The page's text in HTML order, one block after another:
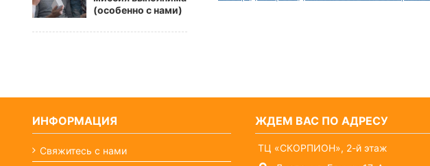
(особенно с нами)
ИНФОРМАЦИЯ
Свяжитесь с нами
ЖДЕМ ВАС ПО АДРЕСУ
ТЦ «СКОРПИОН», 2-й этаж